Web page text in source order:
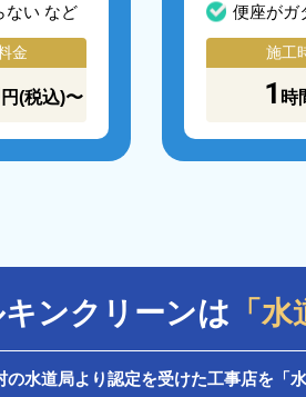
ない など
金
円(税込)〜
便座がガ
施工
1 時
ンクリーンは 「
の水道局より認定を受けた工事店を「